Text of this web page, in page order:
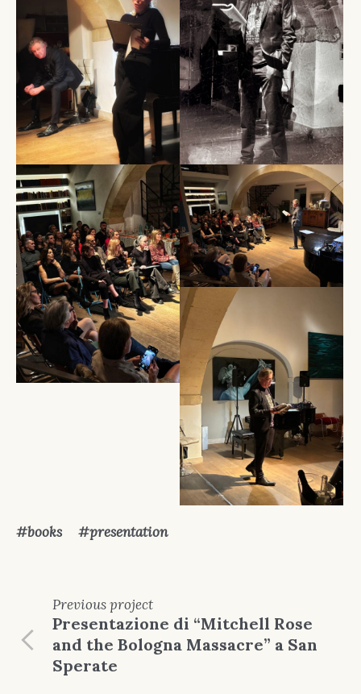
books presentation
Previousproject
Presentazione di “Mitchell Rose
and the Bologna Massacre” a San
Sperate